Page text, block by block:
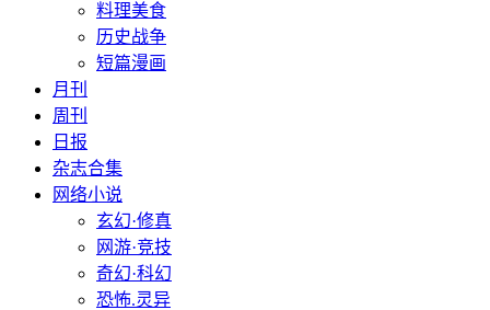
料理美食
历史战争
短篇漫画
月刊
周刊
日报
杂志合集
网络小说
玄幻·修真
网游·竞技
奇幻·科幻
恐怖.灵异